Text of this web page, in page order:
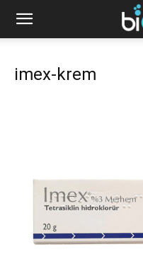
imex-krem